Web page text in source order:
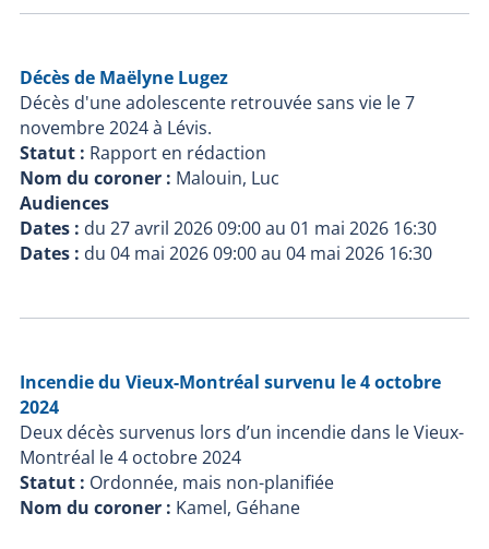
Décès de Maëlyne Lugez
Décès d'une adolescente retrouvée sans vie le 7
novembre 2024 à Lévis.
Statut : Rapport en rédaction
Nom du coroner : Malouin, Luc
Audiences
Dates : du 27 avril 2026 09:00au 01 mai 2026 16:30
Dates : du 04 mai 2026 09:00au 04 mai 2026 16:30
Incendie du Vieux-Montréal survenu le 4 octobre
2024
Deux décès survenus lors d’un incendie dans le Vieux-
Montréal le 4 octobre 2024
Statut : Ordonnée, mais non-planifiée
Nom du coroner : Kamel, Géhane